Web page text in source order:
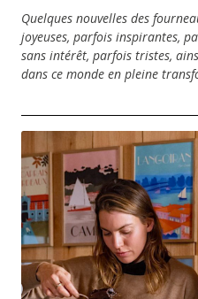
Quelques nouvelles des
joyeuses, parfois inspirantes,
sans intérêt, parfois tristes,
dans ce monde en pleine